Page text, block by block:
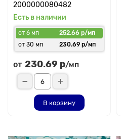
2000000080482
Есть в наличии
от 6 мп
252.66 р/мп
от 30 мп
230.69 р/мп
от 230.69 р/мп
В корзину